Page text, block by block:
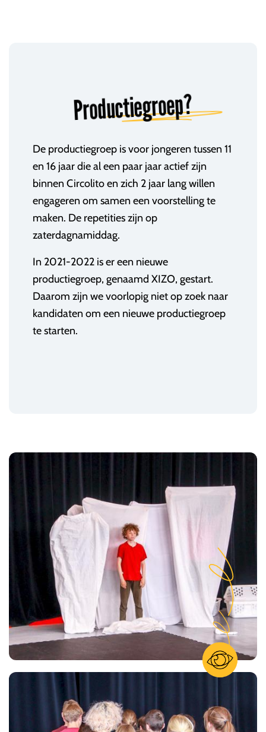
Productiegroep?
De productiegroep is voor jongeren tussen 11
en 16 jaar die al een paar jaar actief zijn
binnen Circolito en zich 2 jaar lang willen
engageren om samen een voorstelling te
maken. De repetities zijn op
zaterdagnamiddag.
In 2021-2022 is er een nieuwe
productiegroep, genaamd XIZO, gestart.
Daarom zijn we voorlopig niet op zoek naar
kandidaten om een nieuwe productiegroep
te starten.